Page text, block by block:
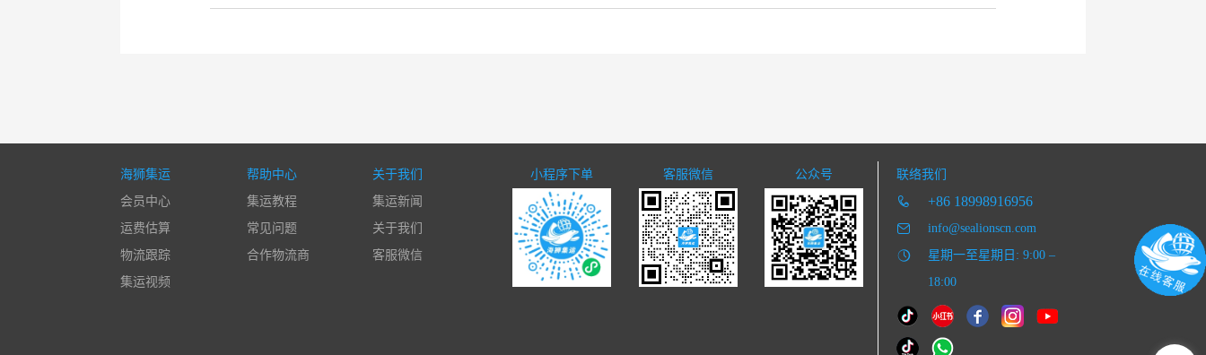
海狮集运
会员中心
运费估算
物流跟踪
集运视频
帮助中心
集运教程
常见问题
合作物流商
关于我们
集运新闻
关于我们
客服微信
小程序下单 客服微信 公众号 联络我们
+86 18998916956
info@sealionscn.com
星期一至星期日: 9:00 –
18:00